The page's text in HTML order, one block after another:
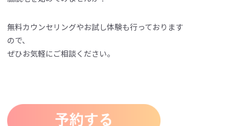
無料カウンセリングやお試し体験も行っております
ので、
ぜひお気軽にご相談ください。